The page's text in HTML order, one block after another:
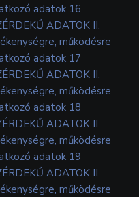
adatok 16
ADATOK II.
működésre
adatok 17
ADATOK II.
működésre
adatok 18
ADATOK II.
működésre
adatok 19
ADATOK II.
működésre